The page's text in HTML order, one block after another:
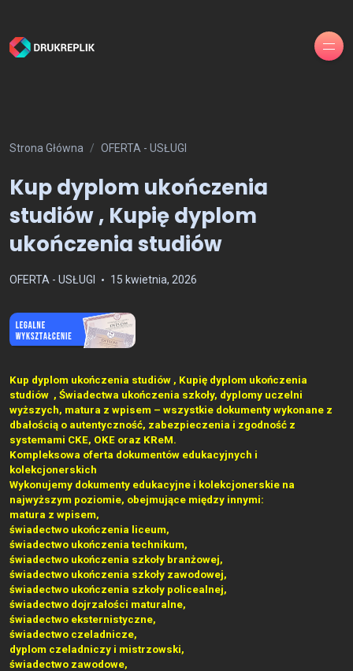
Strona Główna OFERTA - USŁUGI
Kup dyplom ukończenia
studiów , Kupię dyplom
ukończenia studiów
OFERTA - USŁUGI 15 kwietnia, 2026
Kup dyplom ukończenia studiów , Kupię dyplom ukończenia
studiów , Świadectwa ukończenia szkoły, dyplomy uczelni
wyższych, matura z wpisem – wszystkie dokumenty wykonane z
dbałością o autentyczność, zabezpieczenia i zgodność z
systemami CKE, OKE oraz KReM.
Kompleksowa oferta dokumentów edukacyjnych i
kolekcjonerskich
Wykonujemy dokumenty edukacyjne i kolekcjonerskie na
najwyższym poziomie, obejmujące między innymi:
matura z wpisem,
świadectwo ukończenia liceum,
świadectwo ukończenia technikum,
świadectwo ukończenia szkoły branżowej,
świadectwo ukończenia szkoły zawodowej,
świadectwo ukończenia szkoły policealnej,
świadectwo dojrzałości maturalne,
świadectwo eksternistyczne,
świadectwo czeladnicze,
dyplom czeladniczy i mistrzowski,
świadectwo zawodowe,